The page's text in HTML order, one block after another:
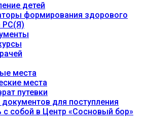
детей
формирования здорового
РС(Я)
места
места
путевки
для поступления
с собой в Центр «Сосновый бор»